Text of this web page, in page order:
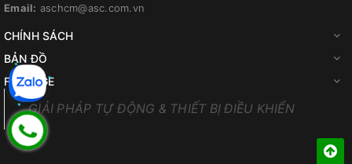
Email: aschcm@asc.com.vn
CHÍNH SÁCH
BẢN ĐỒ
FANPAGE
GIẢI PHÁP TỰ ĐỘNG & THIẾT BỊ ĐIỀU KHIỂN